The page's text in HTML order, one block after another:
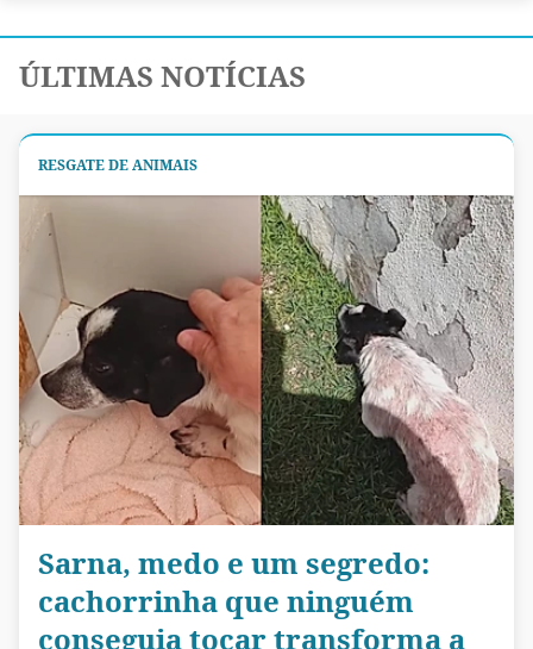
ÚLTIMAS NOTÍCIAS
RESGATE DE ANIMAIS
Sarna, medo e um segredo:
cachorrinha que ninguém
conseguia tocar transforma a